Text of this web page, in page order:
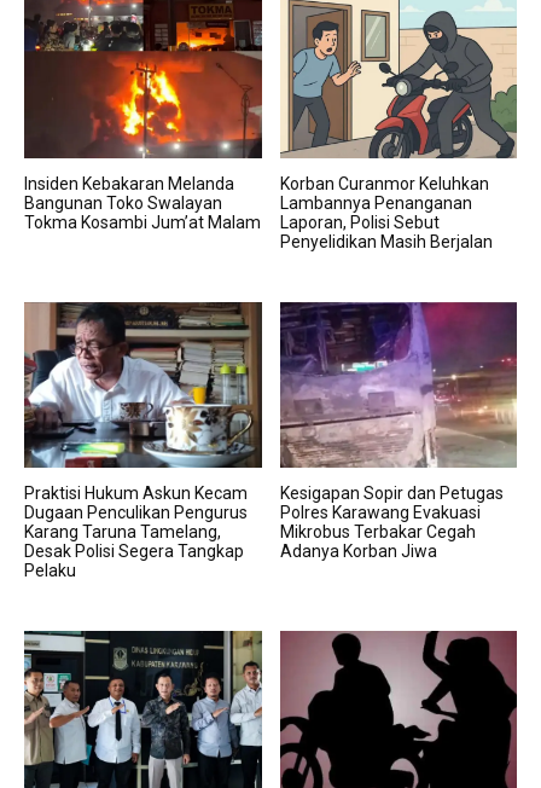
Insiden Kebakaran Melanda
Bangunan Toko Swalayan
Tokma Kosambi Jum’at Malam
Korban Curanmor Keluhkan
Lambannya Penanganan
Laporan, Polisi Sebut
Penyelidikan Masih Berjalan
Praktisi Hukum Askun Kecam
Dugaan Penculikan Pengurus
Karang Taruna Tamelang,
Desak Polisi Segera Tangkap
Pelaku
Kesigapan Sopir dan Petugas
Polres Karawang Evakuasi
Mikrobus Terbakar Cegah
Adanya Korban Jiwa